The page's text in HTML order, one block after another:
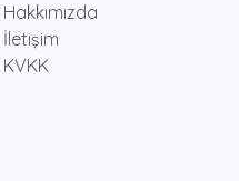
Hakkımızda
İletişim
KVKK